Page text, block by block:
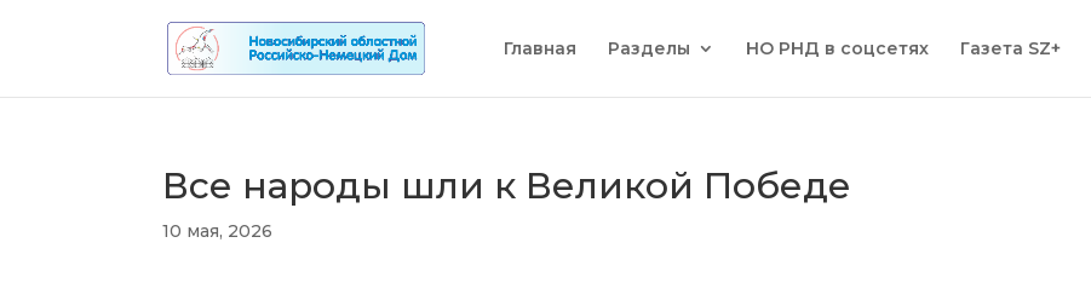
Главная Разделы НО РНД в соцсетях Газета SZ+
Все народы шли к Великой Победе
10 мая, 2026